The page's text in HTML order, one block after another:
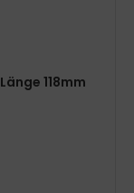
118mm